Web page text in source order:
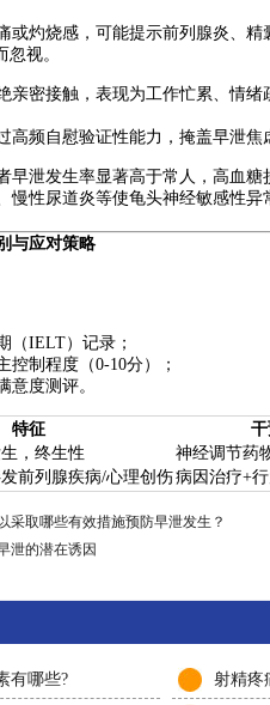
或灼烧感，可能提示前列腺炎、
视。
亲密接触，表现为工作忙累、情
高频自慰验证性能力，掩盖早泄焦
早泄发生率显著高于常人，高血糖
慢性尿道炎等使龟头神经敏感性
与应对策略
（IELT）记录；
控制程度（0-10分）；
意度测评。
特征
，终生性
神经调节药
前列腺疾病/心理创伤病因治疗+
采取哪些有效措施预防早泄发生？
泄的潜在诱因
有哪些? 射精疼